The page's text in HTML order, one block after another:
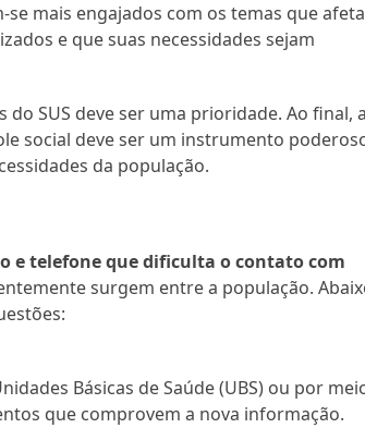
mais engajados com os temas que
e que suas necessidades sejam
SUS deve ser uma prioridade. Ao final, a
social deve ser um instrumento
da população.
e telefone que dificulta o contato com
surgem entre a população.
Básicas de Saúde (UBS) ou por
que comprovem a nova informação.